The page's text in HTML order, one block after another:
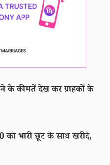
कीमतें देख कर ग्राहकों के
को भारी छूट के साथ खरीदे,